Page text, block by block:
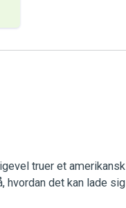
truer et amerikansk
hvordan det kan lade sig